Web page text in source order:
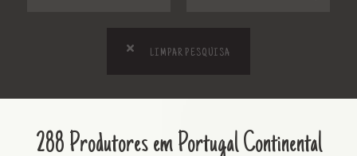
LIMPAR PESQUISA
288 Produtores em Portugal Continental